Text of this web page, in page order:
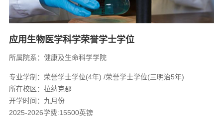
应用生物医学科学荣誉学士学位
所属院系：健康及生命科学学院
专业学制：荣誉学士学位(4年) /荣誉学士学位(三明治5年)
所在校区：拉纳克郡
开学时间：九月份
2025-2026学费:15500英镑